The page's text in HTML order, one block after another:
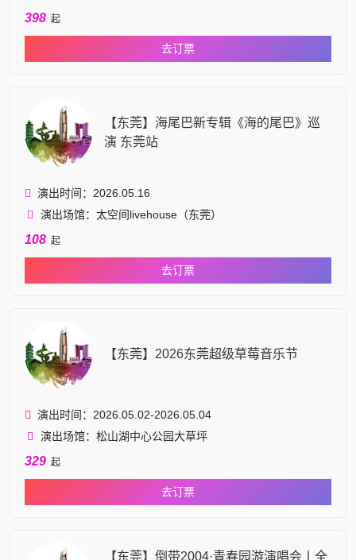
398 起
去订票
【东莞】海尾巴新专辑《海的尾巴》巡
演 东莞站
演出时间：2026.05.16
演出场馆：太空间livehouse（东莞）
108 起
去订票
【东莞】2026东莞超级草莓音乐节
演出时间：2026.05.02-2026.05.04
演出场馆：松山湖中心公园大草坪
329 起
去订票
【东莞】倒带2004·青春园游演唱会丨全